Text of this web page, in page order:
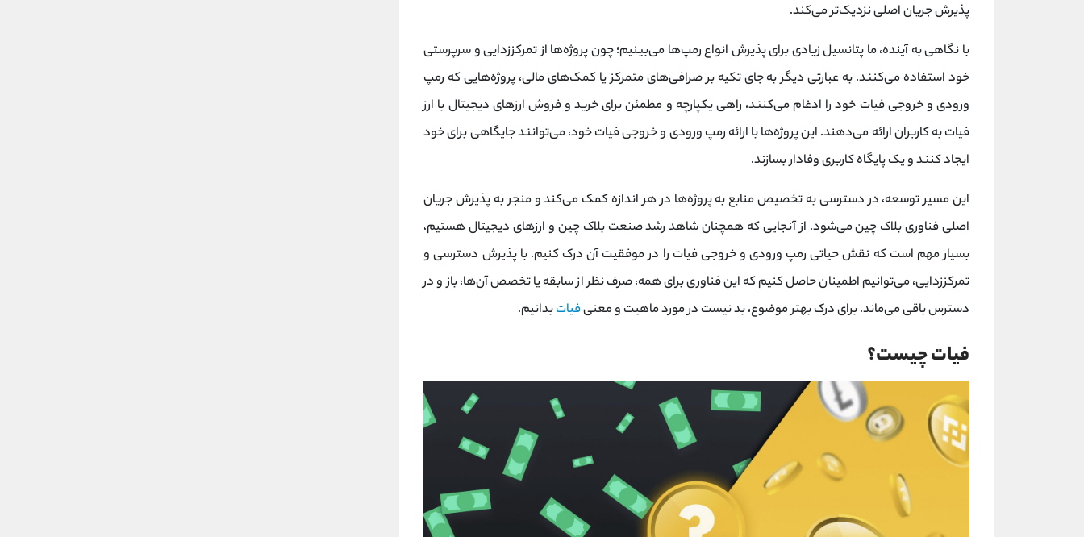
پذیرش جریان اصلی نزدیک‌تر می‌کند.
با نگاهی به آینده، ما پتانسیل زیادی برای پذیرش انواع رمپ‌ها می‌بینیم؛ چون پروژه‌ها از تمرکززدایی و سرپرستی
خود استفاده می‌کنند. به عبارتی دیگر به جای تکیه بر صرافی‌های متمرکز یا کمک‌های مالی، پروژه‌هایی که رمپ
ورودی و خروجی فیات خود را ادغام می‌کنند، راهی یکپارچه و مطمئن برای خرید و فروش ارزهای دیجیتال با ارز
فیات به کاربران ارائه می‌دهند. این پروژه‌ها با ارائه رمپ ورودی و خروجی فیات خود، می‌توانند جایگاهی برای خود
ایجاد کنند و یک پایگاه کاربری وفادار بسازند.
این مسیر توسعه، در دسترسی به تخصیص منابع به پروژه‌ها در هر اندازه کمک می‌کند و منجر به پذیرش جریان
اصلی فناوری بلاک چین می‌شود. از آنجایی که همچنان شاهد رشد صنعت بلاک چین و ارزهای دیجیتال هستیم،
بسیار مهم است که نقش حیاتی رمپ ورودی و خروجی فیات را در موفقیت آن درک کنیم. با پذیرش دسترسی و
تمرکززدایی، می‌توانیم اطمینان حاصل کنیم که این فناوری برای همه، صرف نظر از سابقه یا تخصص آن‌ها، باز و در
دسترس باقی می‌ماند. برای درک بهتر موضوع، بد نیست در مورد ماهیت و معنیفیاتبدانیم.
فیات چیست؟